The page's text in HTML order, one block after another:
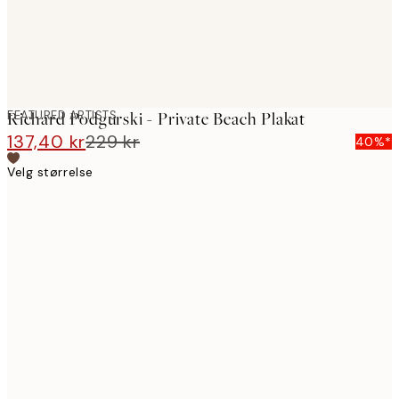
FEATURED ARTISTS
Richard Podgurski - Private Beach Plakat
137,40 kr229 kr
40%*
Velg størrelse